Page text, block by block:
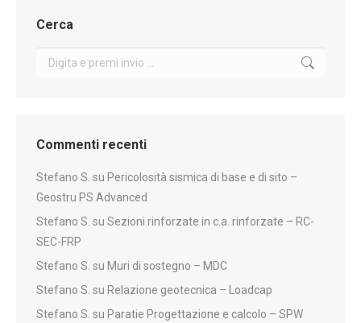
Cerca
Cerca:
Commenti recenti
Stefano S. su Pericolosità sismica di base e di sito –
Geostru PS Advanced
Stefano S. su Sezioni rinforzate in c.a. rinforzate – RC-
SEC-FRP
Stefano S. su Muri di sostegno – MDC
Stefano S. su Relazione geotecnica – Loadcap
Stefano S. su Paratie Progettazione e calcolo – SPW